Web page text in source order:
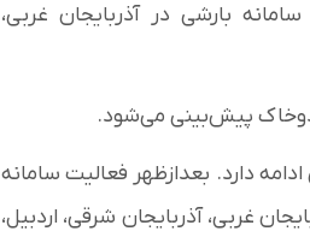
بارشی در آذربایجان غربی،
پیش‌بینی می‌شود.
دارد. بعدازظهر فعالیت سامانه
غربی، آذربایجان شرقی، اردبیل،